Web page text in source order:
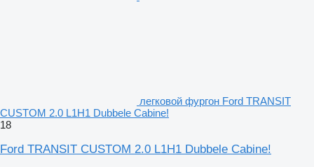
легковой фургон Ford TRANSIT
CUSTOM 2.0 L1H1 Dubbele Cabine!
18
Ford TRANSIT CUSTOM 2.0 L1H1 Dubbele Cabine!